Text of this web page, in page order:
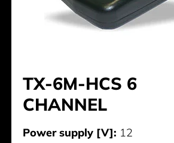
TX-6M-HCS 6
CHANNEL
Power supply [V]: 12